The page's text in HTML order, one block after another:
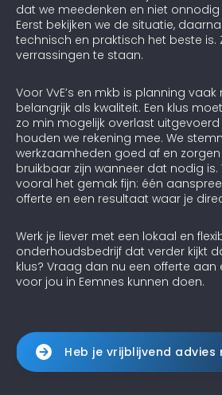
dat we meedenken en niet onnodig
Eerst bekijken we de situatie,
technisch en praktisch het beste is.
verrassingen te staan.
Voor VvE’s en mkb is planning
belangrijk als kwaliteit. Een klus
zo min mogelijk overlast
houden we rekening mee. We
werkzaamheden goed af en
bruikbaar zijn wanneer dat nodig
vooral het gemak fijn: één
offerte en een resultaat waar je
Werk je liever met een lokaal en
onderhoudsbedrijf dat verder kijkt
klus? Vraag dan nu een offerte aan
voor jou in Eemnes kunnen doen.
Heb je vrijblijvend advies